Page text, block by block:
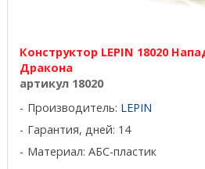
Конструктор LEPIN 18020
Дракона
артикул 18020
Производитель: LEPIN
Гарантия, дней: 14
Материал: АБС-пластик